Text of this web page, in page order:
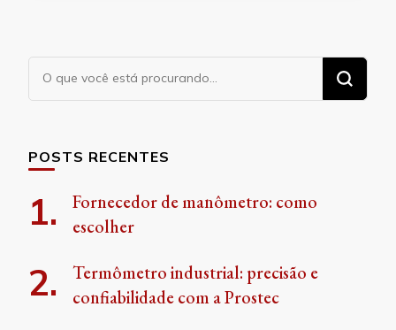
POSTS RECENTES
Fornecedor de manômetro: como
escolher
Termômetro industrial: precisão e
confiabilidade com a Prostec